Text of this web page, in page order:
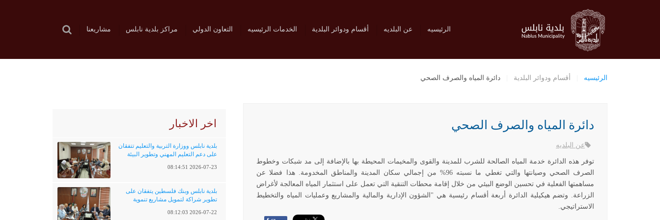
الرئيسيه عن البلديه أقسام ودوائر البلدية الخدمات الرئيسيه التعاون الدولي مراكز بلدية نابلس مشاريعنا
الرئيسيه أقسام ودوائر البلدية دائرة المياه والصرف الصحي
اخر الاخبار
بلدية نابلس ووزارة التربية والتعليم تتفقان
على دعم التعليم المهني وتطوير البيئة
2026-07-23 08:14:51
بلدية نابلس وبنك فلسطين يتفقان على
تطوير شراكة لتمويل مشاريع تنموية
2026-07-22 08:12:03
دائرة المياه والصرف الصحي
عن البلديه
توفر هذه الدائرة خدمة المياه الصالحة للشرب للمدينة والقوى والمخيمات المحيطة بها بالإضافة إلى مد شبكات وخطوط
الصرف الصحي وصيانتها والتي تغطي ما نسبته 96% من إجمالي سكان المدينة والمناطق المخدومة. هذا فضلا عن
مساهمتها الفعلية في تحسين الوضع البيئي من خلال إقامة محطات التنقية التي تعمل على استثمار المياه المعالجة لأغراض
الزراعة. وتضم هيكيلية الدائرة أربعة أقسام رئيسية هي "الشؤون الإدارية والمالية والمشاريع وعمليات المياه والتخطيط
الاستراتيجي.